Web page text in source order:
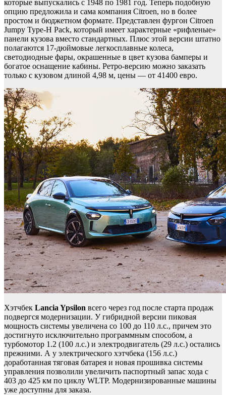
которые выпускались с 1948 по 1981 год. Теперь подобную
опцию предложила и сама компания Citroen, но в более
простом и бюджетном формате. Представлен фургон Citroen
Jumpy Type-H Pack, который имеет характерные «рифленые»
панели кузова вместо стандартных. Плюс этой версии штатно
полагаются 17-дюймовые легкосплавные колеса,
светодиодные фары, окрашенные в цвет кузова бамперы и
богатое оснащение кабины. Ретро-версию можно заказать
только с кузовом длиной 4,98 м, цены — от 41400 евро.
Хэтчбек Lancia Ypsilon всего через год после старта продаж
подвергся модернизации. У гибридной версии пиковая
мощность системы увеличена со 100 до 110 л.с., причем это
достигнуто исключительно программным способом, а
турбомотор 1.2 (100 л.с.) и электродвигатель (29 л.с.) остались
прежними. А у электрического хэтчбека (156 л.с.)
доработанная тяговая батарея и новая прошивка системы
управления позволили увеличить паспортный запас хода с
403 до 425 км по циклу WLTP. Модернизированные машины
уже доступны для заказа.